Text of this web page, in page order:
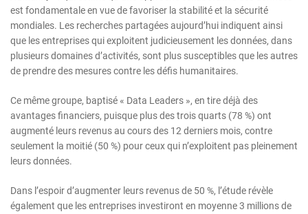
est fondamentale en vue de favoriser la stabilité et la sécurité
mondiales. Les recherches partagées aujourd’hui indiquent ainsi
que les entreprises qui exploitent judicieusement les données, dans
plusieurs domaines d’activités, sont plus susceptibles que les autres
de prendre des mesures contre les défis humanitaires.
Ce même groupe, baptisé « Data Leaders », en tire déjà des
avantages financiers, puisque plus des trois quarts (78 %) ont
augmenté leurs revenus au cours des 12 derniers mois, contre
seulement la moitié (50 %) pour ceux qui n’exploitent pas pleinement
leurs données.
Dans l’espoir d’augmenter leurs revenus de 50 %, l’étude révèle
également que les entreprises investiront en moyenne 3 millions de